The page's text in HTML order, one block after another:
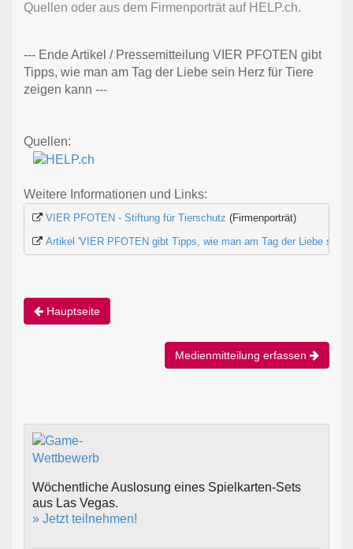
Quellen oder aus dem Firmenporträt auf HELP.ch.
--- Ende Artikel / Pressemitteilung VIER PFOTEN gibt
Tipps, wie man am Tag der Liebe sein Herz für Tiere
zeigen kann ---
Quellen:
Weitere Informationen und Links:
VIER PFOTEN - Stiftung für Tierschutz (Firmenporträt)
Artikel 'VIER PFOTEN gibt Tipps, wie man am Tag der Liebe
Hauptseite
Medienmitteilung erfassen
Wöchentliche Auslosung eines Spielkarten-Sets
aus Las Vegas.
» Jetzt teilnehmen!